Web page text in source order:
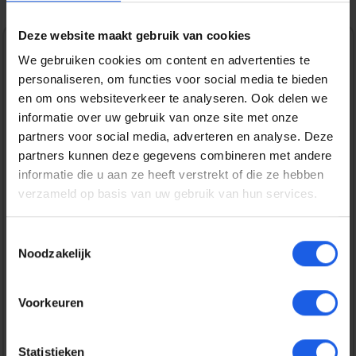
Deze website maakt gebruik van cookies
We gebruiken cookies om content en advertenties te
personaliseren, om functies voor social media te bieden
en om ons websiteverkeer te analyseren. Ook delen we
informatie over uw gebruik van onze site met onze
partners voor social media, adverteren en analyse. Deze
partners kunnen deze gegevens combineren met andere
informatie die u aan ze heeft verstrekt of die ze hebben
verzameld op basis van uw gebruik van hun services.
Noodzakelijk
Voorkeuren
Statistieken
1-2-3 deal
€ 39,99
Prijzen incl. BTW en excl. verzendkosten
Bestel nu
Merk:
Gratis verzending vanaf € 25,-